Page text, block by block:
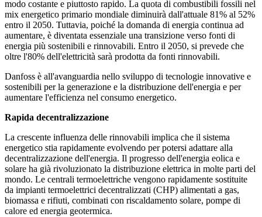
modo costante e piuttosto rapido. La quota di combustibili fossili nel
mix energetico primario mondiale diminuirà dall'attuale 81% al 52%
entro il 2050. Tuttavia, poiché la domanda di energia continua ad
aumentare, è diventata essenziale una transizione verso fonti di
energia più sostenibili e rinnovabili. Entro il 2050, si prevede che
oltre l'80% dell'elettricità sarà prodotta da fonti rinnovabili.
Danfoss è all'avanguardia nello sviluppo di tecnologie innovative e
sostenibili per la generazione e la distribuzione dell'energia e per
aumentare l'efficienza nel consumo energetico.
Rapida decentralizzazione
La crescente influenza delle rinnovabili implica che il sistema
energetico stia rapidamente evolvendo per potersi adattare alla
decentralizzazione dell'energia. Il progresso dell'energia eolica e
solare ha già rivoluzionato la distribuzione elettrica in molte parti del
mondo. Le centrali termoelettriche vengono rapidamente sostituite
da impianti termoelettrici decentralizzati (CHP) alimentati a gas,
biomassa e rifiuti, combinati con riscaldamento solare, pompe di
calore ed energia geotermica.